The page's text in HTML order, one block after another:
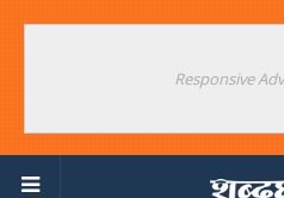
Responsive